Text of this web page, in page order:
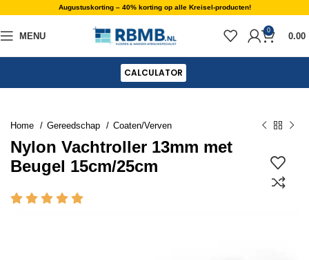
Augustuskorting – 40% korting op alle Kreisel-producten!
MENU
0
0.00
CALCULATOR
Home Gereedschap Coaten/Verven
Nylon Vachtroller 13mm met
Beugel 15cm/25cm